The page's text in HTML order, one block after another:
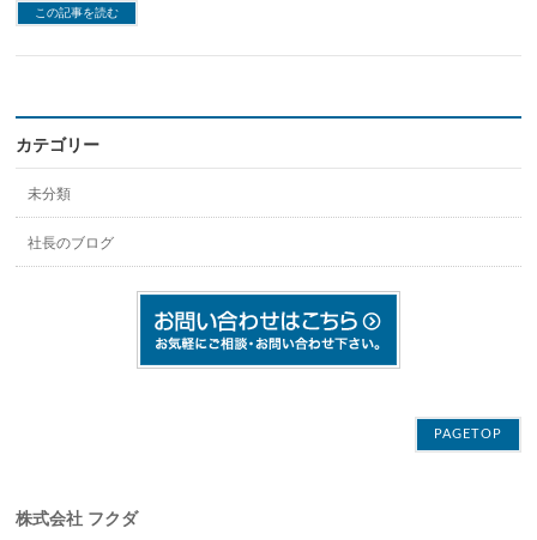
この記事を読む
カテゴリー
未分類
社長のブログ
PAGETOP
株式会社 フクダ